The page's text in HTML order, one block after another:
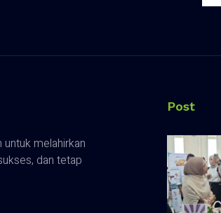
melahirkan
dan tetap
Post